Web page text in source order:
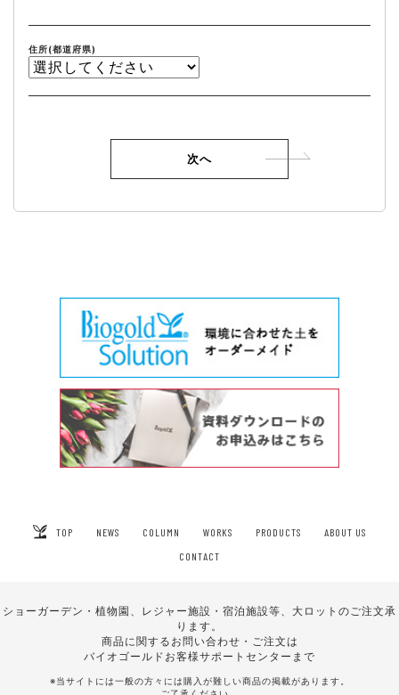
住所(都道府県)
TOP NEWS COLUMN WORKS PRODUCTS
ABOUT US
CONTACT
ショーガーデン・植物園、レジャー施設・宿泊施設等、大ロットのご注文承
ります。
商品に関するお問い合わせ・ご注文は
バイオゴールドお客様サポートセンターまで
※当サイトには一般の方々には購入が難しい商品の掲載があります。